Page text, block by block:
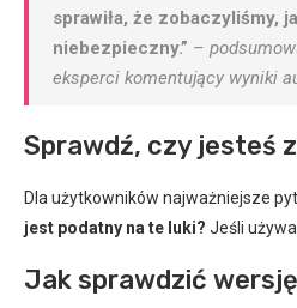
sprawiła, że zobaczyliśmy,
niebezpieczny.” –
eksperci komentujący wyniki
Sprawdź, czy jesteś
Dla użytkowników najważniejsze
jest podatny na te luki? Jeśli
Jak sprawdzić